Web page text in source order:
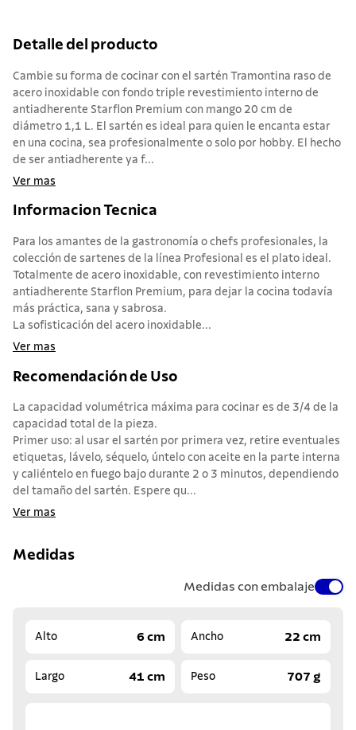
Detalle del producto
Cambie su forma de cocinar con el sartén Tramontina raso de
acero inoxidable con fondo triple revestimiento interno de
antiadherente Starflon Premium con mango 20 cm de
diámetro 1,1 L. El sartén es ideal para quien le encanta estar
en una cocina, sea profesionalmente o solo por hobby. El hecho
de ser antiadherente ya f...
Ver mas
Informacion Tecnica
Para los amantes de la gastronomía o chefs profesionales, la
colección de sartenes de la línea Profesional es el plato ideal.
Totalmente de acero inoxidable, con revestimiento interno
antiadherente Starflon Premium, para dejar la cocina todavía
más práctica, sana y sabrosa.
La sofisticación del acero inoxidable...
Ver mas
Recomendación de Uso
La capacidad volumétrica máxima para cocinar es de 3/4 de la
capacidad total de la pieza.
Primer uso: al usar el sartén por primera vez, retire eventuales
etiquetas, lávelo, séquelo, úntelo con aceite en la parte interna
y caliéntelo en fuego bajo durante 2 o 3 minutos, dependiendo
del tamaño del sartén. Espere qu...
Ver mas
Medidas
Medidas con embalaje
Alto 6 cm Ancho 22 cm
Largo 41 cm Peso 707 g